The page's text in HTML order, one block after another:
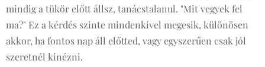
mindig a tükör előtt állsz, tanácstalanul. "Mit vegyek fel
ma?" Ez a kérdés szinte mindenkivel megesik, különösen
akkor, ha fontos nap áll előtted, vagy egyszerűen csak jól
szeretnél kinézni.